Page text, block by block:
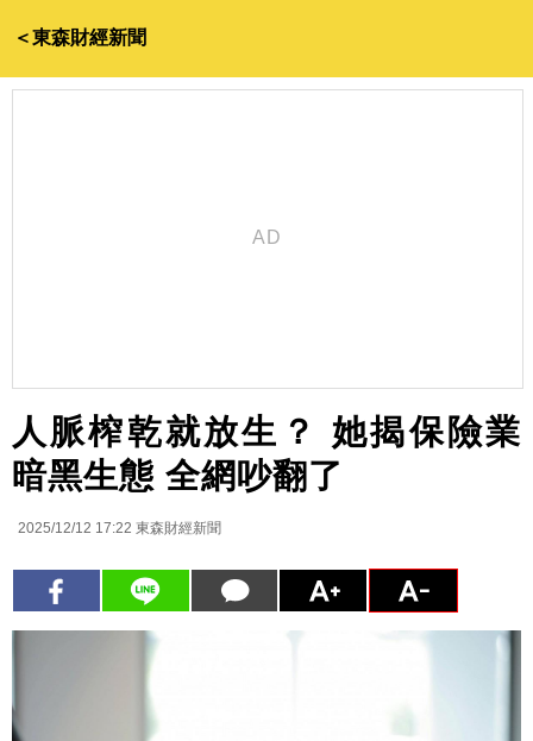
＜東森財經新聞
人脈榨乾就放生？ 她揭保險業
暗黑生態 全網吵翻了
2025/12/12 17:22 東森財經新聞